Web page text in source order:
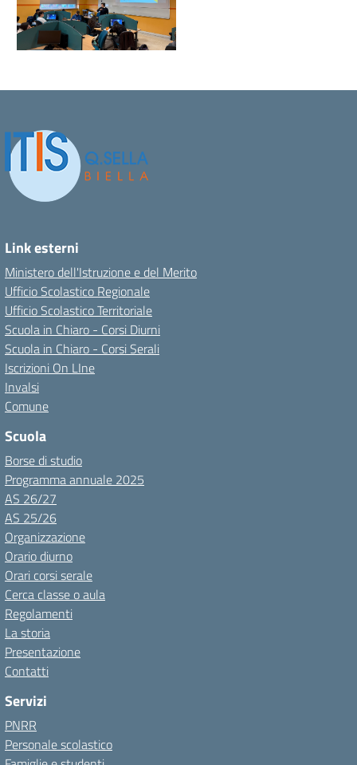
Link esterni
Ministero dell'Istruzione e del Merito
Ufficio Scolastico Regionale
Ufficio Scolastico Territoriale
Scuola in Chiaro - Corsi Diurni
Scuola in Chiaro - Corsi Serali
Iscrizioni On LIne
Invalsi
Comune
Scuola
Borse di studio
Programma annuale 2025
AS 26/27
AS 25/26
Organizzazione
Orario diurno
Orari corsi serale
Cerca classe o aula
Regolamenti
La storia
Presentazione
Contatti
Servizi
PNRR
Personale scolastico